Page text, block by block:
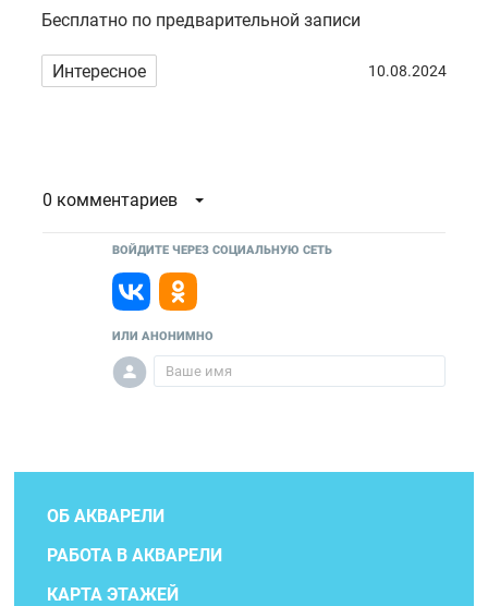
Бесплатно по предварительной записи
Интересное 10.08.2024
0 комментариев
ВОЙДИТЕ ЧЕРЕЗ СОЦИАЛЬНУЮ СЕТЬ
ИЛИ АНОНИМНО
ОБ АКВАРЕЛИ
РАБОТА В АКВАРЕЛИ
КАРТА ЭТАЖЕЙ